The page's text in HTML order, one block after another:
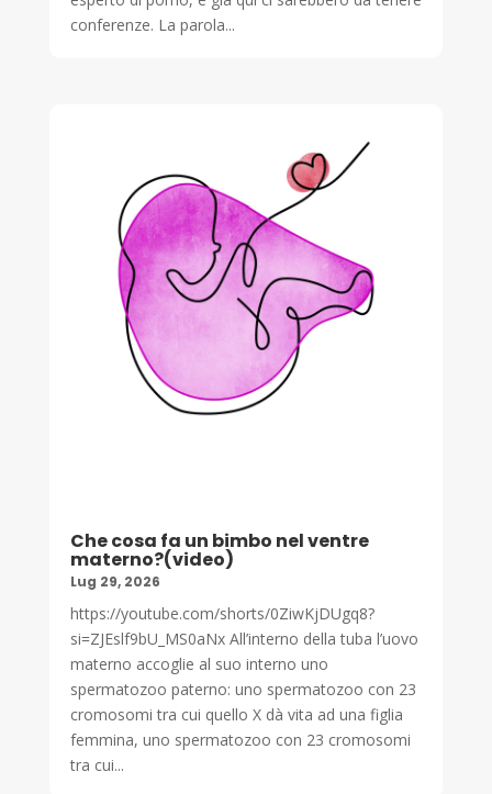
conferenze. La parola...
Che cosa fa un bimbo nel ventre
materno?(video)
Lug 29, 2026
https://youtube.com/shorts/0ZiwKjDUgq8?
si=ZJEslf9bU_MS0aNx All’interno della tuba l’uovo
materno accoglie al suo interno uno
spermatozoo paterno: uno spermatozoo con 23
cromosomi tra cui quello X dà vita ad una figlia
femmina, uno spermatozoo con 23 cromosomi
tra cui...